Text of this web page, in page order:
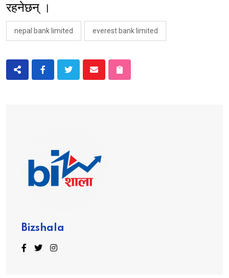
रहनेछन् ।
nepal bank limited everest bank limited
Bizshala